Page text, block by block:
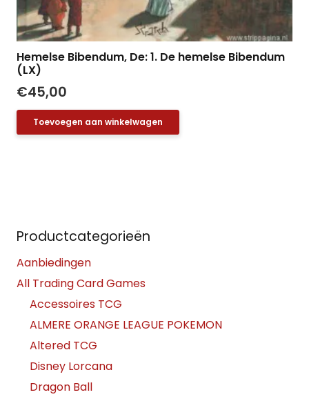
Hemelse Bibendum, De: 1. De hemelse Bibendum
(LX)
€45,00
Toevoegen aan winkelwagen
Productcategorieën
Aanbiedingen
All Trading Card Games
Accessoires TCG
ALMERE ORANGE LEAGUE POKEMON
Altered TCG
Disney Lorcana
Dragon Ball